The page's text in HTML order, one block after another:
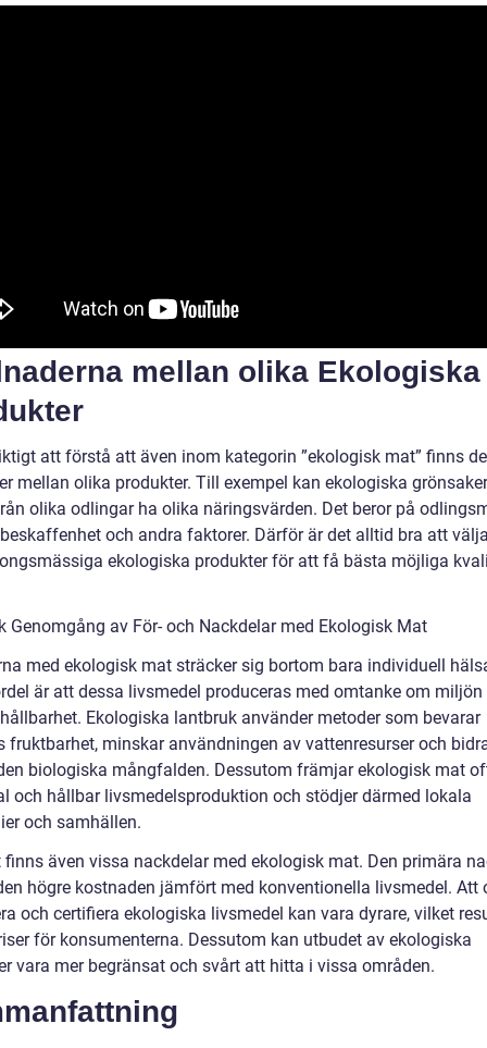
mellan olika Ekologiska
att förstå att även inom kategorin ”ekologisk mat” finns
mellan olika produkter. Till exempel kan ekologiska
olika odlingar ha olika näringsvärden. Det beror på
och andra faktorer. Därför är det alltid bra att
ekologiska produkter för att få bästa möjliga
Genomgång av För- och Nackdelar med Ekologisk Mat
med ekologisk mat sträcker sig bortom bara individuell
är att dessa livsmedel produceras med omtanke om miljön
Ekologiska lantbruk använder metoder som bevarar
fruktbarhet, minskar användningen av vattenresurser och
biologiska mångfalden. Dessutom främjar ekologisk mat
och hållbar livsmedelsproduktion och stödjer därmed lokala
och samhällen.
finns även vissa nackdelar med ekologisk mat. Den primära
högre kostnaden jämfört med konventionella livsmedel. Att
och certifiera ekologiska livsmedel kan vara dyrare, vilket
för konsumenterna. Dessutom kan utbudet av ekologiska
vara mer begränsat och svårt att hitta i vissa områden.